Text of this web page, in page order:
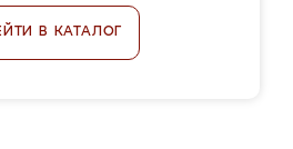
В КАТАЛОГ